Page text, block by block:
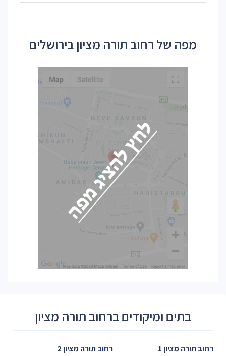
מפה של רחוב תורה מציון בירושלים
בתים ומיקודים ברחוב תורה מציון
רחובתורה מציון 1
רחובתורה מציון 2